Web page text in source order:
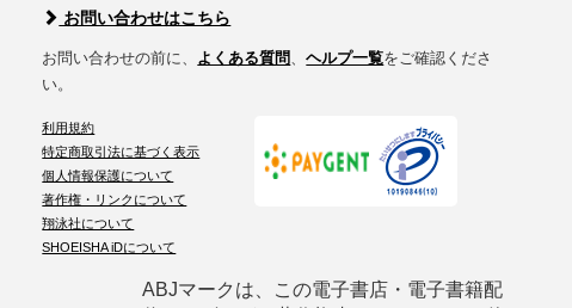
お問い合わせはこちら
お問い合わせの前に、 よくある質問、ヘルプ一覧をご確認くださ
い。
利用規約
特定商取引法に基づく表示
個人情報保護について
著作権・リンクについて
翔泳社について
SHOEISHA iDについて
ABJマークは、この電子書店・電子書籍配